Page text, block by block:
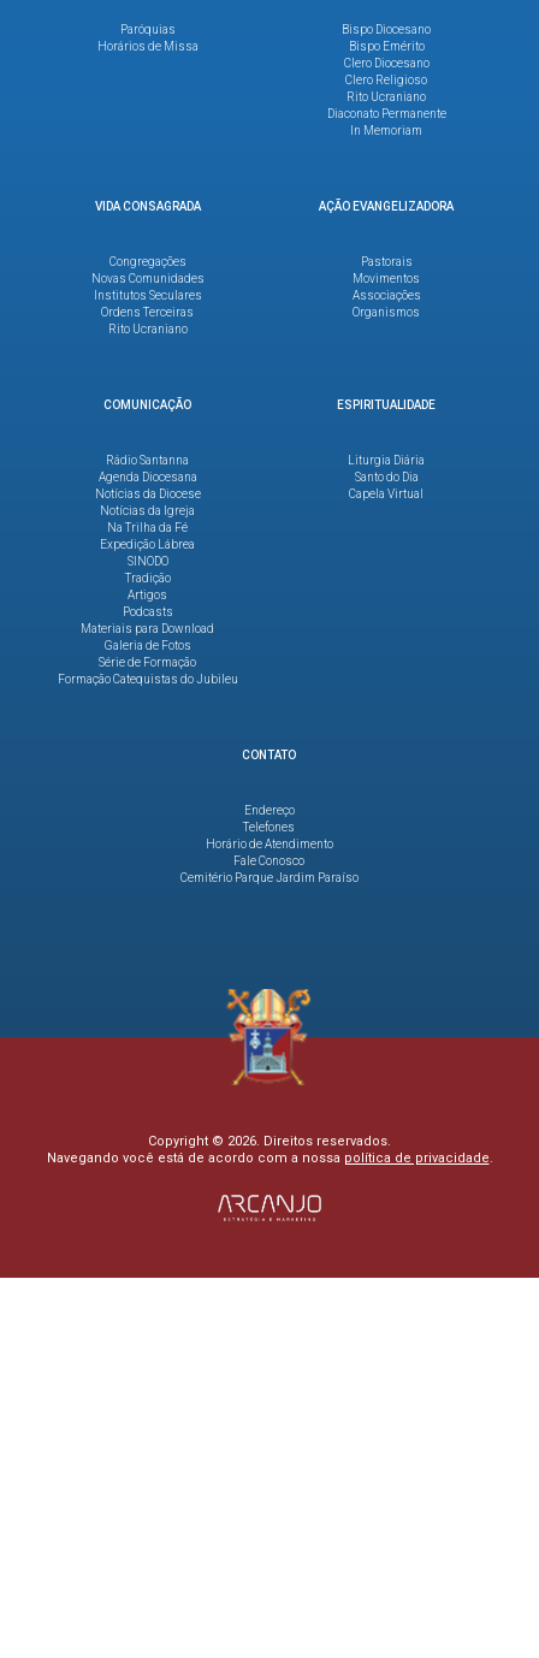
Paróquias
Horários de Missa
Bispo Diocesano
Bispo Emérito
Clero Diocesano
Clero Religioso
Rito Ucraniano
Diaconato Permanente
In Memoriam
VIDA CONSAGRADA
Congregações
Novas Comunidades
Institutos Seculares
Ordens Terceiras
Rito Ucraniano
AÇÃO EVANGELIZADORA
Pastorais
Movimentos
Associações
Organismos
COMUNICAÇÃO
Rádio Santanna
Agenda Diocesana
Notícias da Diocese
Notícias da Igreja
Na Trilha da Fé
Expedição Lábrea
SINODO
Tradição
Artigos
Podcasts
Materiais para Download
Galeria de Fotos
Série de Formação
Formação Catequistas do Jubileu
ESPIRITUALIDADE
Liturgia Diária
Santo do Dia
Capela Virtual
CONTATO
Endereço
Telefones
Horário de Atendimento
Fale Conosco
Cemitério Parque Jardim Paraíso
Copyright © 2026. Direitos reservados.
Navegando você está de acordo com a nossa política de privacidade.